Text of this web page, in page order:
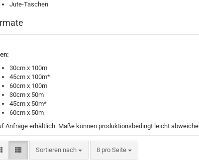
Jute-Taschen
30cm x 100m
45cm x 100m*
60cm x 100m
30cm x 50m
45cm x 50m*
60cm x 50m
Anfrage erhältlich. Maße können produktionsbedingt leicht
Sortieren nach
Sortieren nach 8 pro Seite
pro Seite